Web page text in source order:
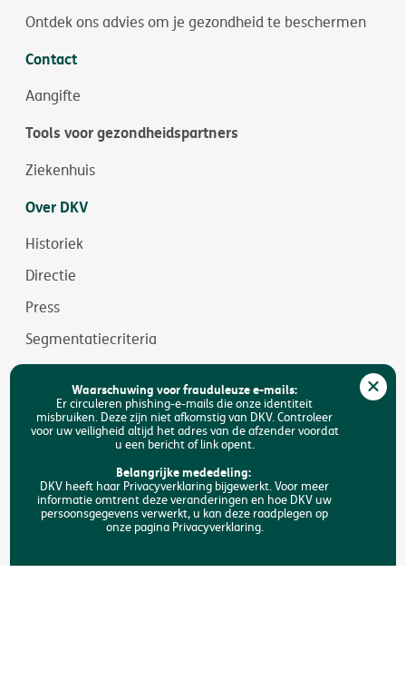
Ontdek ons advies om je gezondheid te beschermen
Contact
Aangifte
Tools voor gezondheidspartners
Ziekenhuis
Over DKV
Historiek
Directie
Press
Segmentatiecriteria
Jobs
Duurzaamheid
Toegankelijkheid
Zoeken
Waarschuwing voor frauduleuze e-mails:
Er circuleren phishing-e-mails die onze identiteit
misbruiken. Deze zijn niet afkomstig van DKV. Controleer
voor uw veiligheid altijd het adres van de afzender voordat
u een bericht of link opent.
Belangrijke mededeling:
DKV heeft haar Privacyverklaring bijgewerkt. Voor meer
informatie omtrent deze veranderingen en hoe DKV uw
persoonsgegevens verwerkt, u kan deze raadplegen op
onze pagina Privacyverklaring.